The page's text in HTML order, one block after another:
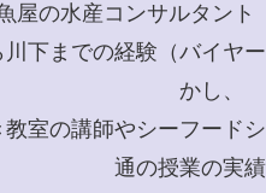
屋の水産コンサルタン
下までの経験（バイヤ
かし、
室の講師やシーフード
通の授業の実